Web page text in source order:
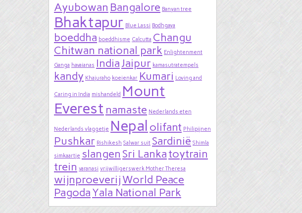
Ayubowan Bangalore Banyan tree
Bhaktapur Blue Lassi Bodhgaya
boeddha boeddhisme Calcutta Changu
Chitwan national park Enlightenment
Ganga havaianas IndiaJaipur kamasutratempels
kandy Khajuraho koeienkar Kumari Loving and
Caring in India mishandeld Mount
Everest namaste Nederlands eten
Nederlands vlaggetje Nepal olifant Philipijnen
Pushkar Rishikesh Salwar suit Sardinië Shimla
simkaartje slangen Sri Lankatoytrain
trein varanasi vrijwilligerswerk Mother Theresa
wijnproeverijWorld Peace
PagodaYala National Park